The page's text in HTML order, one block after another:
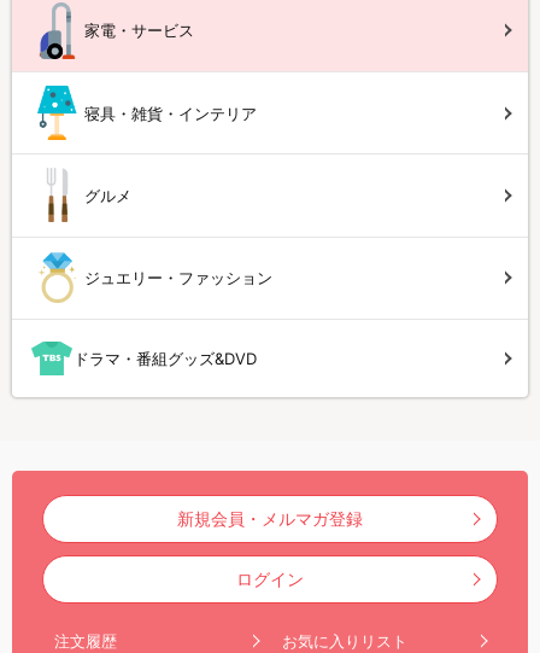
家電・サービス
寝具・雑貨・インテリア
グルメ
ジュエリー・ファッション
ドラマ・番組グッズ&DVD
新規会員・メルマガ登録
ログイン
注文履歴 お気に入りリスト